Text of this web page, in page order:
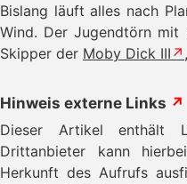
Bislang läuft alles nach
Wind. Der Jugendtörn mit
Skipper der Moby Dick III
Hinweis externe Links ↗
Dieser Artikel enthält
Drittanbieter kann
Herkunft des Aufrufs